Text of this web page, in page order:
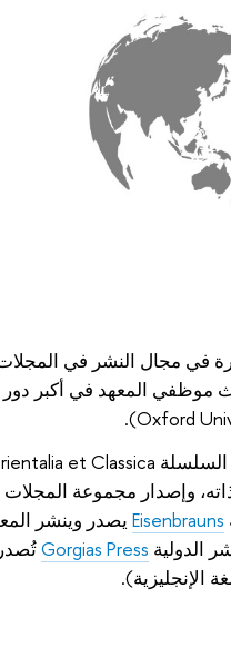
وإصدار مجموعة
Eisenbrauns
Gorgias Press
الإنجليزية).